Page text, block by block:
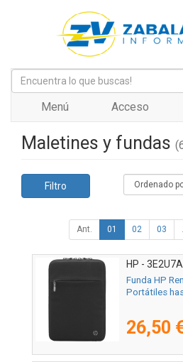
Menú Acceso
Maletines y fundas
Filtro
Ant. 01 02 03
HP -
Funda HP
Portátiles
26,50